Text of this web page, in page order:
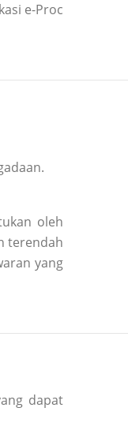
e-Proc
oleh
terendah
yang
dapat